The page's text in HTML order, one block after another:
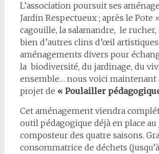
L’association poursuit ses
Jardin Respectueux ; après le Pote
cagouille, la salamandre, le
bien d’autres clins d’œil
aménagements divers pour
la biodiversité, du jardinage, du
ensemble… nous voici maintenant
projet de « Poulailler
Cet aménagement viendra
outil pédagogique déjà en place
composteur des quatre saisons.
consommatrice de déchets